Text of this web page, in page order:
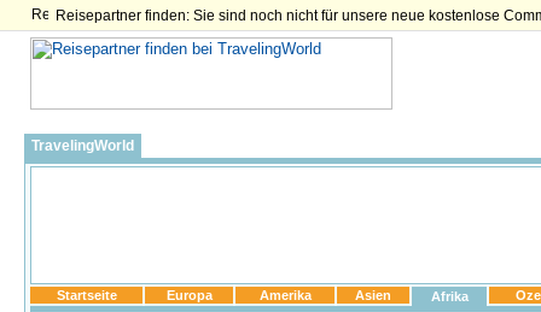
Reisepartner finden: Sie sind noch nicht für unsere neue kostenlose
TravelingWorld
Startseite Europa Amerika Asien Afrika